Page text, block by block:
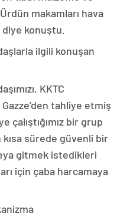
makamları hava
diye konuştu.
ilgili konuşan
KKTC
Gazze’den tahliye etmiş
çalıştığımız bir grup
kısa sürede güvenli bir
gitmek istedikleri
için çaba harcamaya